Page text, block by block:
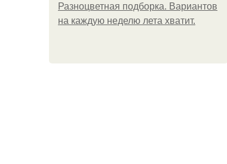
Разноцветная подборка. Вариантов
на каждую неделю лета хватит.